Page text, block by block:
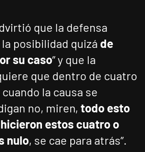
que la defensa
posibilidad quizá de
su caso” y que la
que dentro de cuatro
la causa se
no, miren, todo esto
estos cuatro o
nulo, se cae para atrás”.